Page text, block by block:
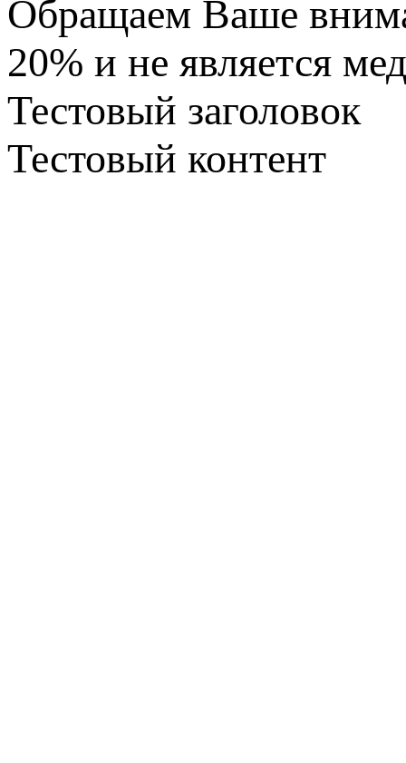
Обращаем Ваше
20% и не является
Тестовый заголовок
Тестовый контент